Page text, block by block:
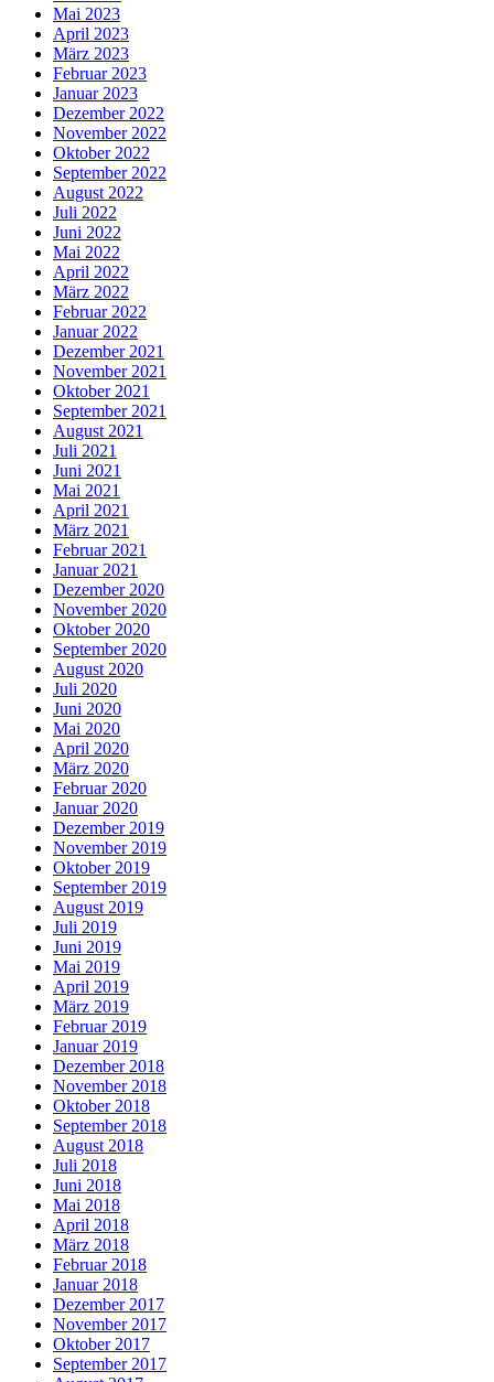
Mai 2023
April 2023
März 2023
Februar 2023
Januar 2023
Dezember 2022
November 2022
Oktober 2022
September 2022
August 2022
Juli 2022
Juni 2022
Mai 2022
April 2022
März 2022
Februar 2022
Januar 2022
Dezember 2021
November 2021
Oktober 2021
September 2021
August 2021
Juli 2021
Juni 2021
Mai 2021
April 2021
März 2021
Februar 2021
Januar 2021
Dezember 2020
November 2020
Oktober 2020
September 2020
August 2020
Juli 2020
Juni 2020
Mai 2020
April 2020
März 2020
Februar 2020
Januar 2020
Dezember 2019
November 2019
Oktober 2019
September 2019
August 2019
Juli 2019
Juni 2019
Mai 2019
April 2019
März 2019
Februar 2019
Januar 2019
Dezember 2018
November 2018
Oktober 2018
September 2018
August 2018
Juli 2018
Juni 2018
Mai 2018
April 2018
März 2018
Februar 2018
Januar 2018
Dezember 2017
November 2017
Oktober 2017
September 2017